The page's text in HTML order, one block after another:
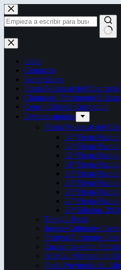
Saltar
al
contenido
Sin
resultados
Inicio
Contactos
Autoridades
Fiesta Nacional del Chamamé
Chamamé: Patrimonio
Censo Cultural Correntino
Eventos anuales
Fiesta Nacional del
34ª Fiesta
33ª Fiesta
32ª Fiesta
31ª Fiesta
30ª Fiesta
29ª Fiesta
28ª Fiesta
27ª Fiesta
26ª Edición.
Taragüi Rock
Juegos Culturales
Festival Corrientes Jazz
Encuentro sobre
ArteCo. Mercado de
Feria Provincial del